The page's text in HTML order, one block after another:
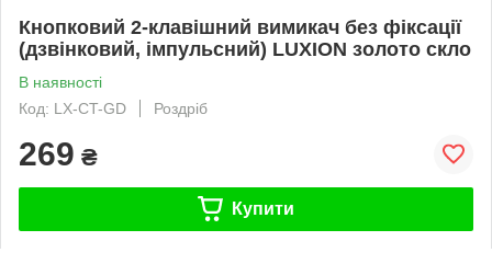
Кнопковий 2-клавішний вимикач без фіксації
(дзвінковий, імпульсний) LUXION золото скло
В наявності
Код: LX-CT-GD
Роздріб
269 ₴
Купити